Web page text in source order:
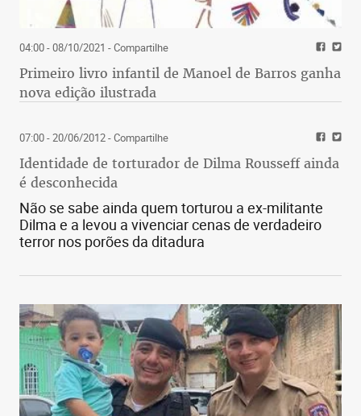
04:00 - 08/10/2021 - Compartilhe
Primeiro livro infantil de Manoel de Barros ganha
nova edição ilustrada
07:00 - 20/06/2012- Compartilhe
Identidade de torturador de Dilma Rousseff ainda
é desconhecida
Não se sabe ainda quem torturou a ex-militante
Dilma e a levou a vivenciar cenas de verdadeiro
terror nos porões da ditadura